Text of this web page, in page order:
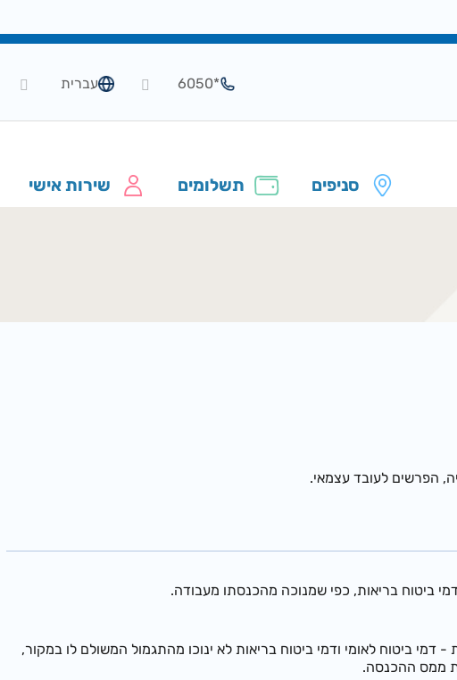
עברית *6050
סניפים תשלומים שירות אישי
הפרשים לעובד עצמאי.
ביטוח בריאות, כפי שמנוכה מהכנסתו מעבודה.
ביטוח לאומי ודמי ביטוח בריאות לא ינוכו מהתגמול המשולם לו במקור,
ממס ההכנסה.